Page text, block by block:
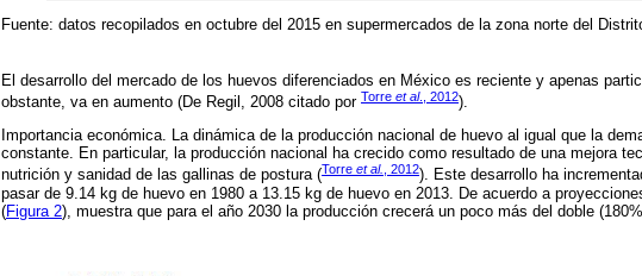
Fuente: datos recopilados en octubre del 2015 en supermercados de la zona norte del
El desarrollo del mercado de los huevos diferenciados en México es reciente y apenas
obstante, va en aumento (De Regil, 2008 citado por Torre et al., 2012).
Importancia económica. La dinámica de la producción nacional de huevo al igual que la
constante. En particular, la producción nacional ha crecido como resultado de una mejora
nutrición y sanidad de las gallinas de postura (Torre et al. , 2012). Este desarrollo ha
pasar de 9.14 kg de huevo en 1980 a 13.15 kg de huevo en 2013. De acuerdo a
(Figura 2), muestra que para el año 2030 la producción crecerá un poco más del doble